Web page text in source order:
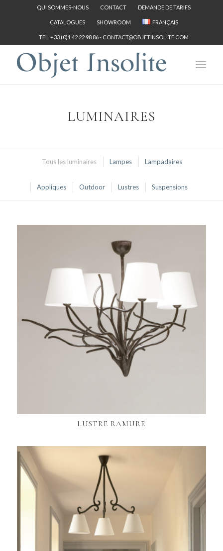
QUI SOMMES-NOUS CONTACT DEMANDE DE TARIFS
CATALOGUES SHOWROOM FRANÇAIS
TEL. +33 (0)1 42 22 98 86 - CONTACT@OBJETINSOLITE.COM
LUMINAIRES
Tous les luminaires Lampes Lampadaires
Appliques Outdoor Lustres Suspensions
LUSTRE RAMURE